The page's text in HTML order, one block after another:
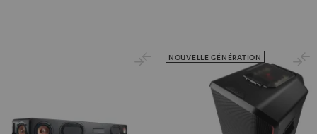
NOUVELLE GÉNÉRATION